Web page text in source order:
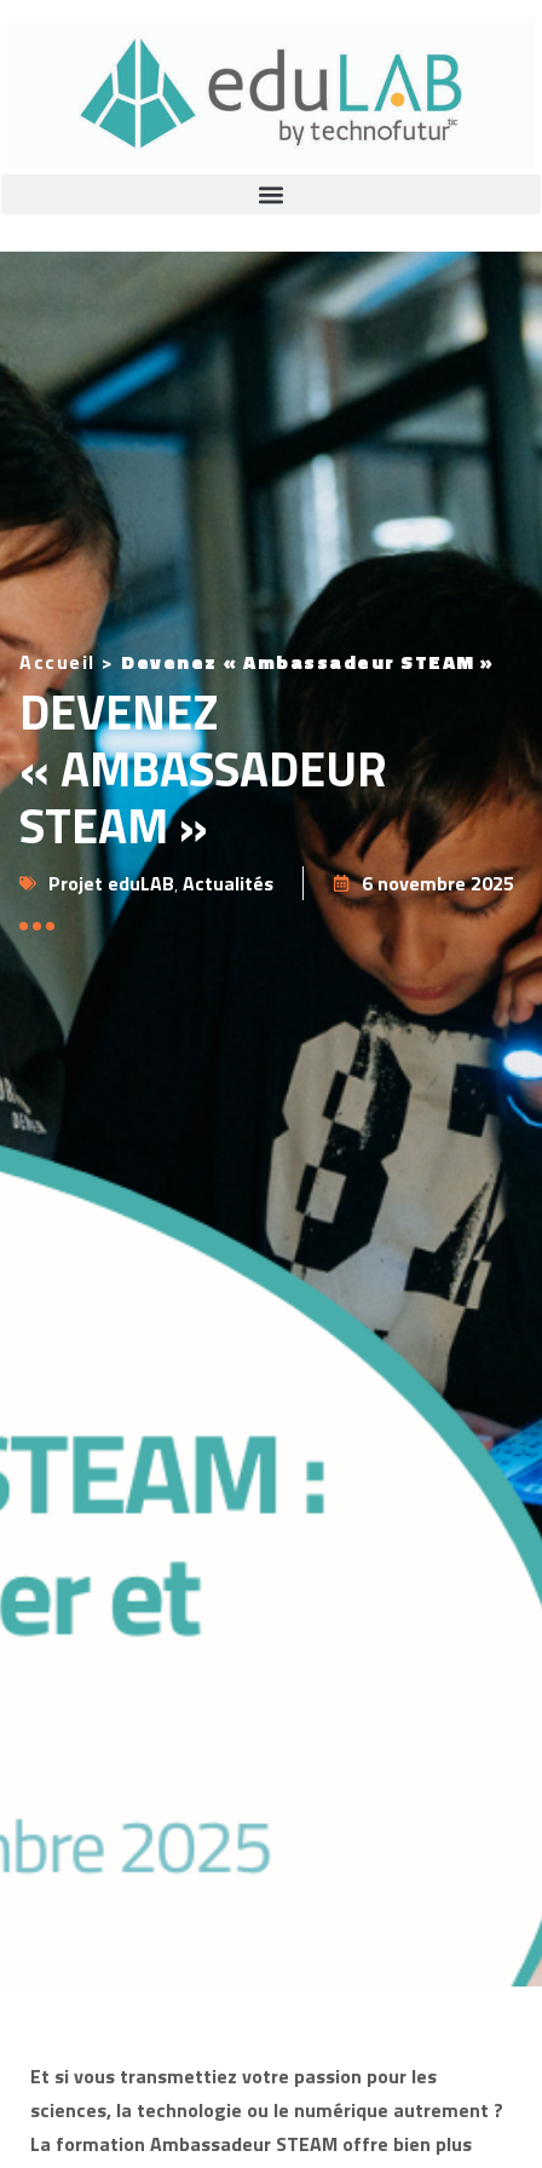
Accueil > Devenez « Ambassadeur STEAM »
DEVENEZ
« AMBASSADEUR
STEAM »
Projet eduLAB,Actualités 6 novembre 2025
Et si vous transmettiez votre passion pour les
sciences, la technologie ou le numérique autrement ?
La formation Ambassadeur STEAM offre bien plus